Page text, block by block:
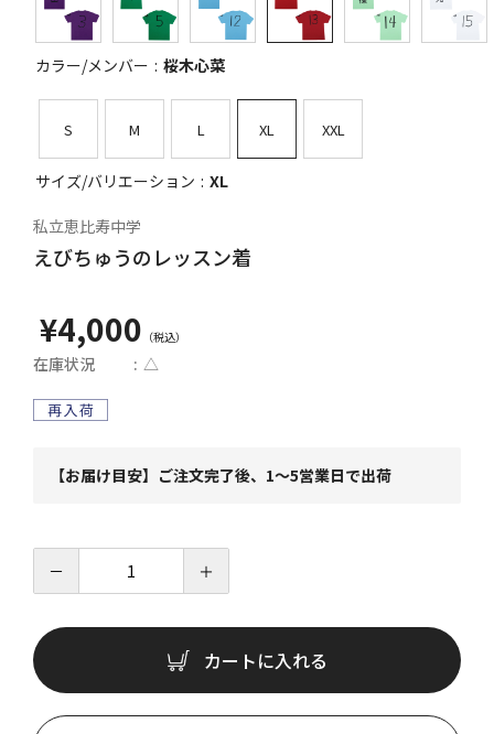
カラー/メンバー 桜木心菜
S M L XL XXL
サイズ/バリエーション XL
私立恵比寿中学
えびちゅうのレッスン着
¥4,000
在庫状況 △
【お届け目安】ご注文完了後、1～5営業日で出荷
－ ＋
カートに入れる